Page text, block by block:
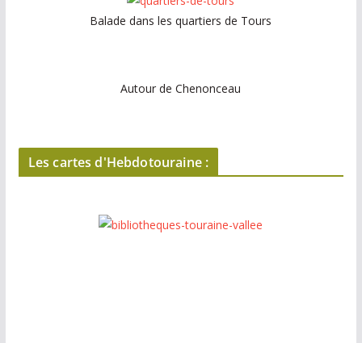
Balade dans les quartiers de Tours
Autour de Chenonceau
Les cartes d'Hebdotouraine :